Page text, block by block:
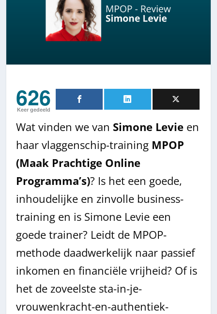
626
Keer gedeeld
Wat vinden we van Simone Levie en
haar vlaggenschip-training MPOP
(Maak Prachtige Online
Programma’s)? Is het een goede,
inhoudelijke en zinvolle business-
training en is Simone Levie een
goede trainer? Leidt de MPOP-
methode daadwerkelijk naar passief
inkomen en financiële vrijheid? Of is
het de zoveelste sta-in-je-
vrouwenkracht-en-authentiek-